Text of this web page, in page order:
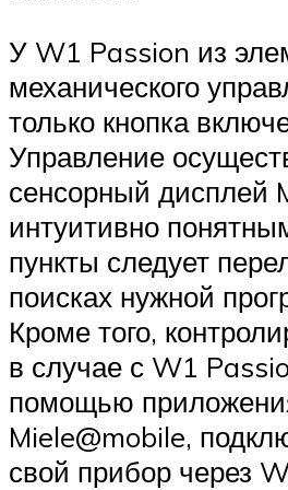
У W1 Passion из
механического
только кнопка
Управление
сенсорный дисплей
интуитивно
пункты следует
поисках нужной
Кроме того,
в случае с W1
помощью
Miele@mobile,
свой прибор через